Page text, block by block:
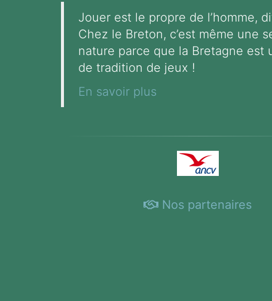
Jouer est le propre de l’homme,
Chez le Breton, c’est même une
nature parce que la Bretagne est
de tradition de jeux !
En savoir plus
Nos partenaires